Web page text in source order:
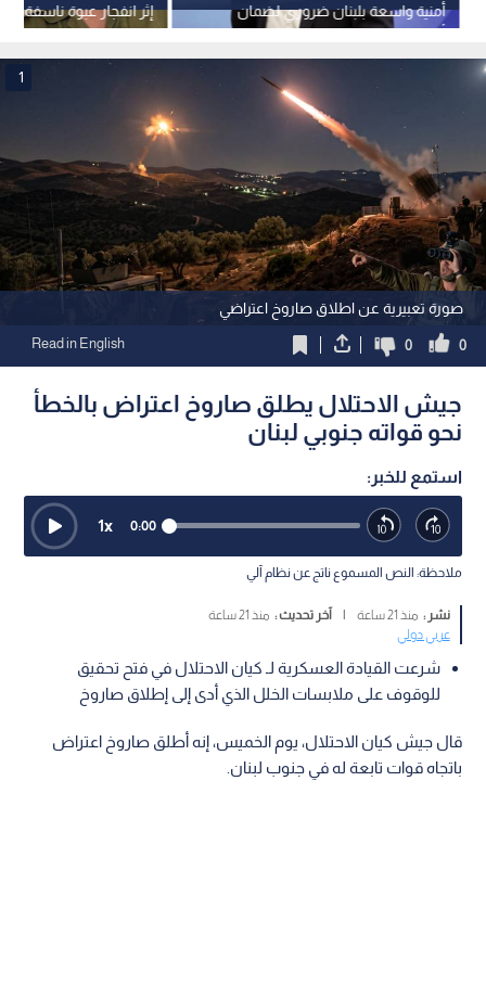
إثر انفجار عبوة ناسفة
جنوب لبنان
أمنية واسعة بلبنان ضروري لضمان
أمن الشمال
صورة تعبيرية عن اطلاق صاروخ اعتراضي
1
0
0
Read in English
جيش الاحتلال يطلق صاروخ اعتراض بالخطأ
نحو قواته جنوبي لبنان
استمع للخبر:
0:00
1x
ملاحظة: النص المسموع ناتج عن نظام آلي
نشر : منذ 21 ساعة | آخر تحديث : منذ 21 ساعة
عربي دولي
شرعت القيادة العسكرية لـ كيان الاحتلال في فتح تحقيق
للوقوف على ملابسات الخلل الذي أدى إلى إطلاق صاروخ
قال جيش كيان الاحتلال، يوم الخميس، إنه أطلق صاروخ اعتراض
باتجاه قوات تابعة له في جنوب لبنان.